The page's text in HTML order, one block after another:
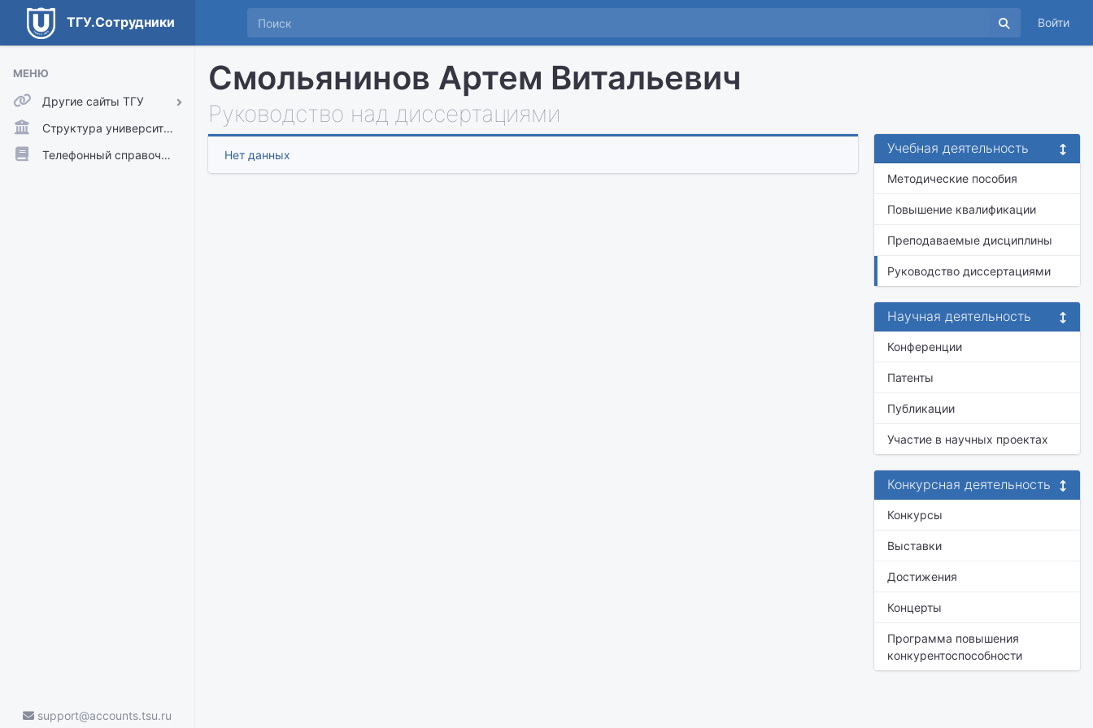
ТГУ.Сотрудники Войти
МЕНЮ
Другие сайты ТГУ
ТГУ.Аккаунты
ТГУ.Расписание
Структура университета
Телефонный справочник
support@accounts.tsu.ru
Смольянинов Артем Витальевич
Руководство над диссертациями
Нет данных Учебная деятельность
Методические пособия
Повышение квалификации
Преподаваемые дисциплины
Руководство диссертациями
Научная деятельность
Конференции
Патенты
Публикации
Участие в научных проектах
Конкурсная деятельность
Конкурсы
Выставки
Достижения
Концерты
Программа повышения
конкурентоспособности